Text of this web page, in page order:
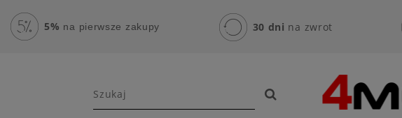
5% na pierwsze zakupy 30 dni na zwrot